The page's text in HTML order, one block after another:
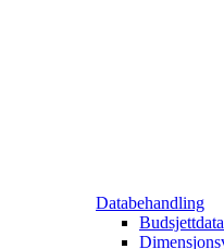
Databehandling